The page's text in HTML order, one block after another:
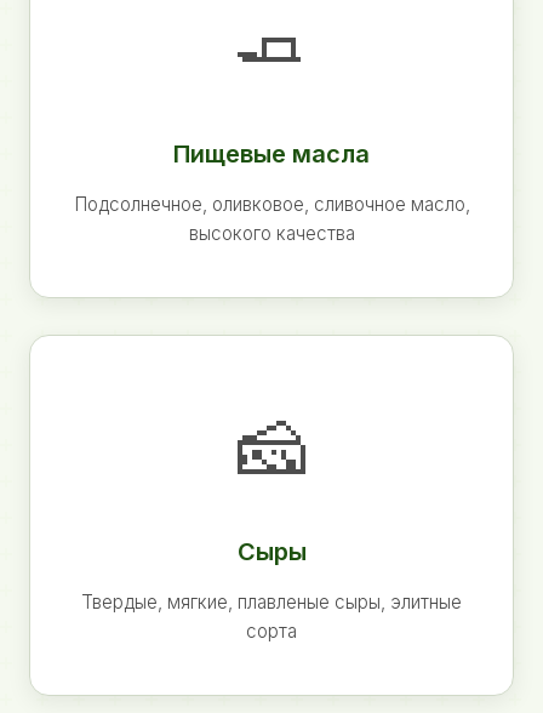
🧈
Пищевые масла
Подсолнечное, оливковое, сливочное масло,
высокого качества
🧀
Сыры
Твердые, мягкие, плавленые сыры, элитные
сорта